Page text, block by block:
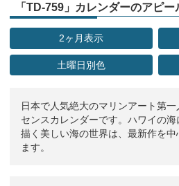
「TD-759」カレンダーのアピー
2ヶ月表示
土曜日別色
日本で人気絶大のマリンアート第
センスカレンダーです。ハワイの
描く美しい海の世界は、最新作を
ます。